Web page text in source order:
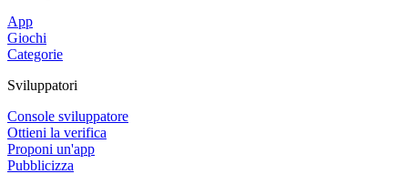
App
Giochi
Categorie
Sviluppatori
Console sviluppatore
Ottieni la verifica
Proponi un'app
Pubblicizza